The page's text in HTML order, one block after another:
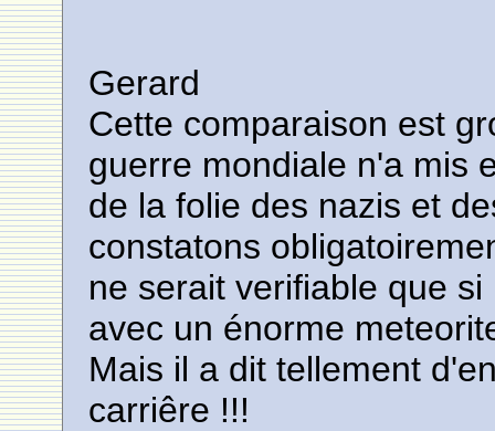
Gerard
Cette comparaison est
guerre mondiale n'a mis
de la folie des nazis et
constatons
ne serait verifiable que
avec un énorme
Mais il a dit tellement
carriêre !!!